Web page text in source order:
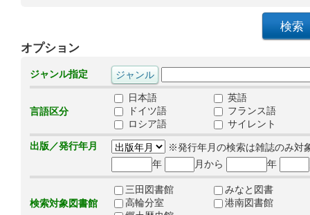
オプション
ジャンル指定
言語区分
日本語
英語
ドイツ語
フランス語
ロシア語
サイレント
出版／発行年月
※発行年月の検索は雑誌のみ対
年
月から 年
検索対象図書館
三田図書館
みなと図書
高輪分室
港南図書館